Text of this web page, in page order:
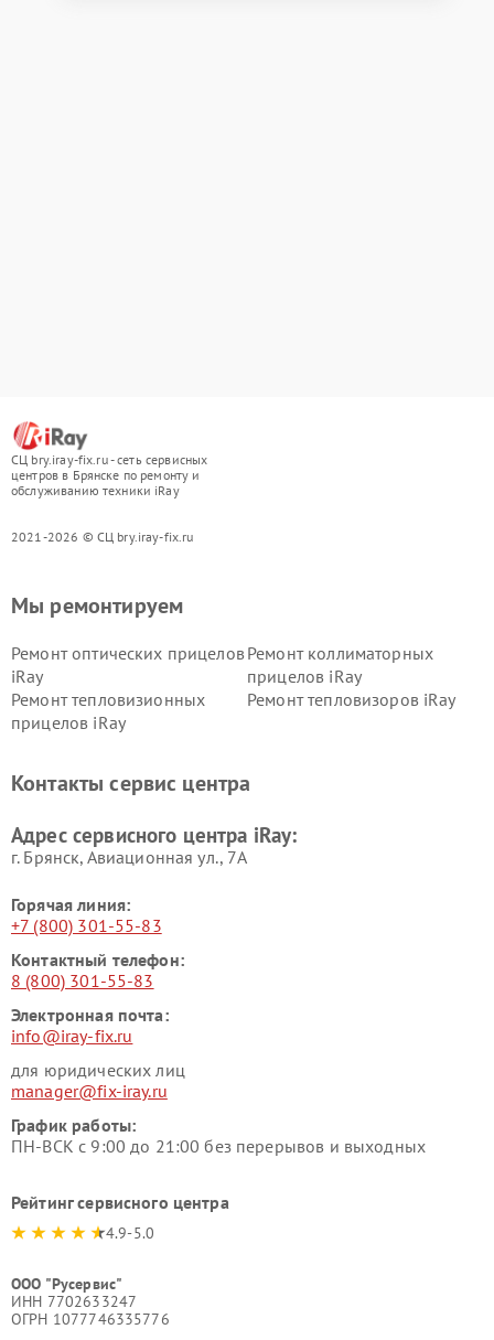
СЦ bry.iray-fix.ru - сеть сервисных
центров в Брянске по ремонту и
обслуживанию техники iRay
2021-2026 © СЦ bry.iray-fix.ru
Мы ремонтируем
Ремонт оптических прицелов
iRay
Ремонт коллиматорных
прицелов iRay
Ремонт тепловизионных
прицелов iRay
Ремонт тепловизоров iRay
Контакты сервис центра
Адрес сервисного центра iRay:
г. Брянск, Авиационная ул., 7А
Горячая линия:
+7 (800) 301-55-83
Контактный телефон:
8 (800) 301-55-83
Электронная почта:
info@iray-fix.ru
для юридических лиц
manager@fix-iray.ru
График работы:
ПН-ВСК с 9:00 до 21:00 без перерывов и выходных
Рейтинг сервисного центра
4.9-5.0
ООО "Русервис"
ИНН 7702633247
ОГРН 1077746335776